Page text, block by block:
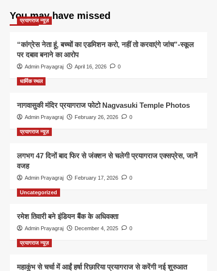
You may have missed
प्रयागराज न्यूज़
“कांग्रेस नेता हूं, बच्चों का एडमिशन करो, नहीं तो करवाएंगे जांच”-स्कूल
पर दबाव बनाने का आरोप
Admin Prayagraj April 16, 2026 0
धार्मिक स्थल
नागवासुकी मंदिर प्रयागराज फोटो Nagvasuki Temple Photos
Admin Prayagraj February 26, 2026 0
प्रयागराज न्यूज़
लगभग 47 दिनों बाद फिर से जंक्शन से चलेगी प्रयागराज एक्सप्रेस, जानें
वजह
Admin Prayagraj February 17, 2026 0
Uncategorized
रमेश तिवारी बने इंडियन बैंक के अधिवक्ता
Admin Prayagraj December 4, 2025 0
प्रयागराज न्यूज़
महाकुंभ से चर्चा में आईं हर्षा रिछारिया प्रयागराज से करेंगी नई शुरुआत